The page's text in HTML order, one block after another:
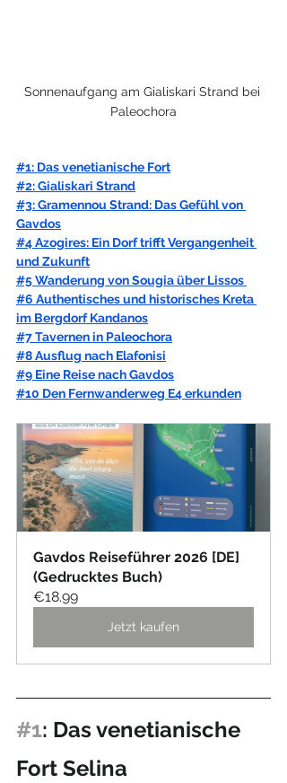
Sonnenaufgang am Gialiskari Strand bei
Paleochora
#1: Das venetianische Fort
#2: Gialiskari Strand
#3: Gramennou Strand: Das Gefühl von
Gavdos
#4 Azogires: Ein Dorf trifft Vergangenheit
und Zukunft
#5 Wanderung von Sougia über Lissos
#6 Authentisches und historisches Kreta
im Bergdorf Kandanos
#7 Tavernen in Paleochora
#8 Ausflug nach Elafonisi
#9 Eine Reise nach Gavdos
#10 Den Fernwanderweg E4 erkunden
Gavdos Reiseführer 2026 [DE]
(Gedrucktes Buch)
€18.99
Jetzt kaufen
#1: Das venetianische
Fort Selina